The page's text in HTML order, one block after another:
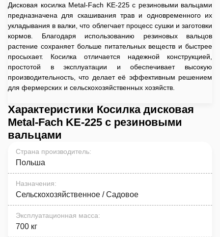
Дисковая косилка Metal-Fach KE-225 с резиновыми вальцами
предназначена для скашивания трав и одновременного их
укладывания в валки, что облегчает процесс сушки и заготовки
кормов. Благодаря использованию резиновых вальцов
растение сохраняет больше питательных веществ и быстрее
просыхает. Косилка отличается надежной конструкцией,
простотой в эксплуатации и обеспечивает высокую
производительность, что делает её эффективным решением
для фермерских и сельскохозяйственных хозяйств.
Характеристики Косилка дисковая
Metal-Fach KE-225 с резиновыми
вальцами
Страна производитель:
Польша
Назначения:
Сельскохозяйственное / Садовое
Эксплуатационная масса:
700 кг